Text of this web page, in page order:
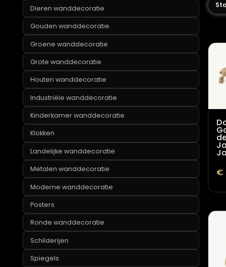
Bohemian wanddecoratie
Dieren wanddecoratie
Groene wanddecoratie
Grote wanddecoratie
Houten wanddecoratie
Industriële wanddecoratie
Kinderkamer wanddecoratie
Klokken
Landelijke wanddecoratie
Metalen wanddecoratie
Moderne wanddecoratie
Posters